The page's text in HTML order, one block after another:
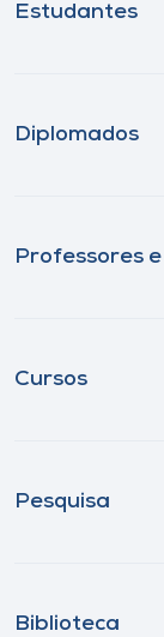
Estudantes
Diplomados
Professores
Cursos
Pesquisa
Biblioteca